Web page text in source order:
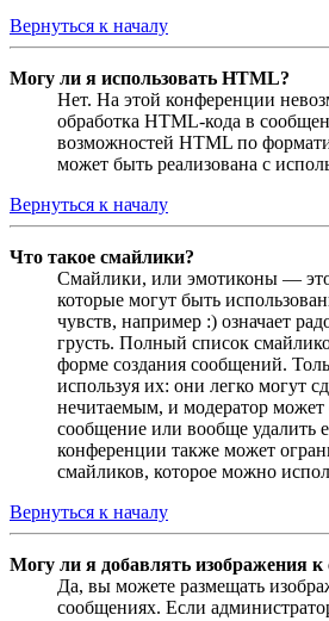
Вернуться к началу
Могу ли я использовать HTML?
Нет. На этой конференции
обработка HTML-кода в
возможностей HTML по
может быть реализована с
Вернуться к началу
Что такое смайлики?
Смайлики, или эмотиконы —
которые могут быть
чувств, например :) означает
грусть. Полный список
форме создания сообщений.
используя их: они легко могут
нечитаемым, и модератор может
сообщение или вообще удалить
конференции также может
смайликов, которое можно
Вернуться к началу
Могу ли я добавлять изображения
Да, вы можете размещать
сообщениях. Если